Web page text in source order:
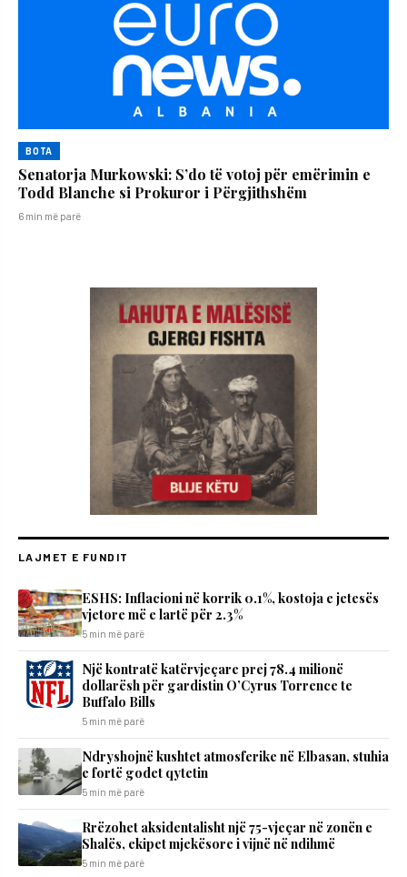
BOTA
Senatorja Murkowski: S’do të votoj për emërimin e
Todd Blanche si Prokuror i Përgjithshëm
6 min më parë
LAJMET E FUNDIT
ESHS: Inflacioni në korrik 0.1%, kostoja e jetesës
vjetore më e lartë për 2.3%
5 min më parë
Një kontratë katërvjeçare prej 78.4 milionë
dollarësh për gardistin O’Cyrus Torrence te
Buffalo Bills
5 min më parë
Ndryshojnë kushtet atmosferike në Elbasan, stuhia
e fortë godet qytetin
5 min më parë
Rrëzohet aksidentalisht një 75-vjeçar në zonën e
Shalës, ekipet mjekësore i vijnë në ndihmë
5 min më parë